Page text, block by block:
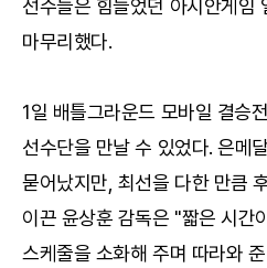
선수들은 힘들었던 아시안게임
마무리했다.
1일 배틀그라운드 모바일 결승
선수단을 만날 수 있었다. 은메
묻어났지만, 최선을 다한 만큼
이끈 윤상훈 감독은 "짧은 시간
스케줄을 소화해 주며 따라와